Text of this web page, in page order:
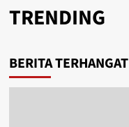
TRENDING
BERITA TERHANGAT